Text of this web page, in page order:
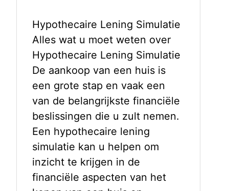
Hypothecaire Lening Simulatie
Alles wat u moet weten over
Hypothecaire Lening Simulatie
De aankoop van een huis is
een grote stap en vaak een
van de belangrijkste financiële
beslissingen die u zult nemen.
Een hypothecaire lening
simulatie kan u helpen om
inzicht te krijgen in de
financiële aspecten van het